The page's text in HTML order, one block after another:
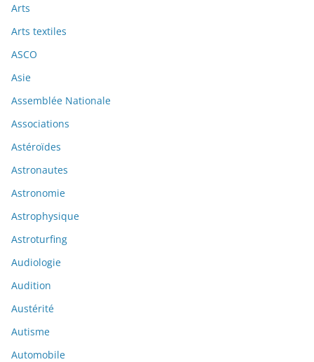
Arts
Arts textiles
ASCO
Asie
Assemblée Nationale
Associations
Astéroïdes
Astronautes
Astronomie
Astrophysique
Astroturfing
Audiologie
Audition
Austérité
Autisme
Automobile